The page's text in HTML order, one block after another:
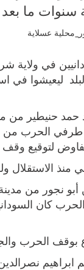
ما بعد
عسلاية
ليعيشوا في
حنيطير من
طرفي الحرب من
لتوقيع
منذ الاستقلال
نجور من
كان
الحرب